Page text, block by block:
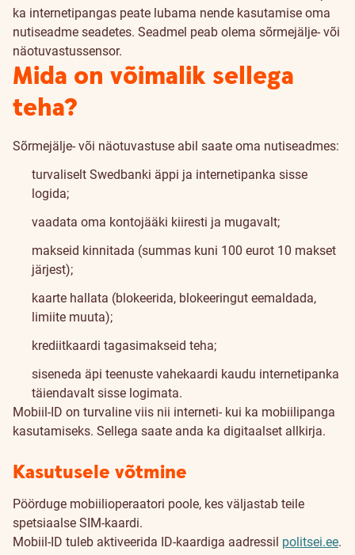
ka internetipangas peate lubama nende kasutamise oma
nutiseadme seadetes. Seadmel peab olema sõrmejälje- või
näotuvastussensor.
Mida on võimalik sellega
teha?
Sõrmejälje- või näotuvastuse abil saate oma nutiseadmes:
turvaliselt Swedbanki äppi ja internetipanka sisse
logida;
vaadata oma kontojääki kiiresti ja mugavalt;
makseid kinnitada (summas kuni 100 eurot 10 makset
järjest);
kaarte hallata (blokeerida, blokeeringut eemaldada,
limiite muuta);
krediitkaardi tagasimakseid teha;
siseneda äpi teenuste vahekaardi kaudu internetipanka
täiendavalt sisse logimata.
Mobiil-ID on turvaline viis nii interneti- kui ka mobiilipanga
kasutamiseks. Sellega saate anda ka digitaalset allkirja.
Kasutusele võtmine
Pöörduge mobiilioperaatori poole, kes väljastab teile
spetsiaalse SIM-kaardi.
Mobiil-ID tuleb aktiveerida ID-kaardiga aadressil politsei.ee.